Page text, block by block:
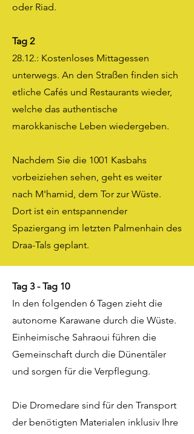
oder Riad.
Tag 2
28.12.: Kostenloses Mittagessen
unterwegs. An den Straßen finden sich
etliche Cafés und Restaurants wieder,
welche das authentische
marokkanische Leben wiedergeben.
Nachdem Sie die 1001 Kasbahs
vorbeiziehen sehen, geht es weiter
nach M'hamid, dem Tor zur Wüste.
Dort ist ein entspannender
Spaziergang im letzten Palmenhain des
Draa-Tals geplant.
Tag 3 - Tag 10
In den folgenden 6 Tagen zieht die
autonome Karawane durch die Wüste.
Einheimische Sahraoui führen die
Gemeinschaft durch die Dünentäler
und sorgen für die Verpflegung.
Die Dromedare sind für den Transport
der benötigten Materialen inklusiv Ihre